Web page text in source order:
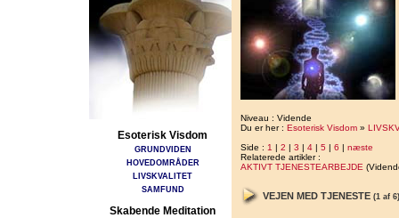
Esoterisk Visdom
GRUNDVIDEN
HOVEDOMRÅDER
LIVSKVALITET
SAMFUND
Skabende Meditation
Niveau : Vidende
Du er her : Esoterisk Visdom »
Side : 1 | 2 | 3 | 4 | 5 | 6 | næste
Relaterede artikler :
AKTIVT TJENESTEARBEJDE
VEJEN MED TJENESTE (1 af 6)